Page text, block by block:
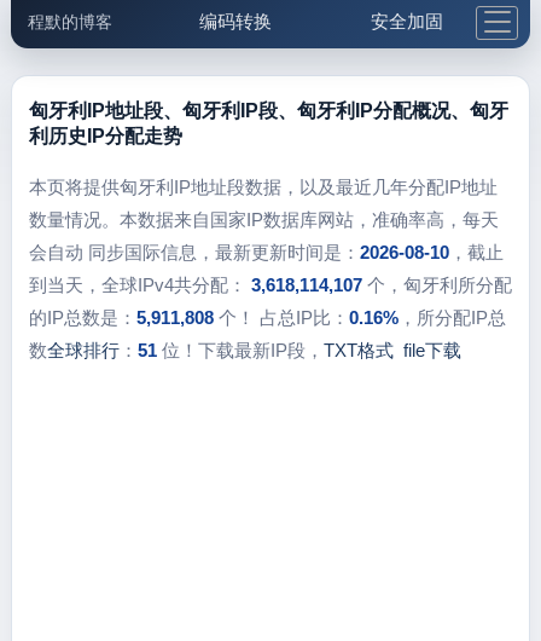
程默的博客 编码转换 安全加固
邮件工具 生活便民 更多工具
匈牙利IP地址段、匈牙利IP段、匈牙利IP分配概况、匈牙
利历史IP分配走势
本页将提供匈牙利IP地址段数据，以及最近几年分配IP地址
数量情况。本数据来自国家IP数据库网站，准确率高，每天
会自动 同步国际信息，最新更新时间是： 2026-08-10，截止
到当天，全球IPv4共分配： 3,618,114,107个，匈牙利所分配
的IP总数是： 5,911,808个！ 占总IP比： 0.16%，所分配IP总
数全球排行： 51位！下载最新IP段， TXT格式 file下载